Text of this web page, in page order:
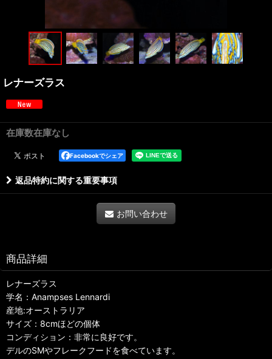
レナーズラス
在庫数在庫なし
Facebookでシェア
返品特約に関する重要事項
お問い合わせ
商品詳細
レナーズラス
学名：Anampses Lennardi
産地:オーストラリア
サイズ：8cmほどの個体
コンディション：非常に良好です。
デルのSMやフレークフードを食べています。